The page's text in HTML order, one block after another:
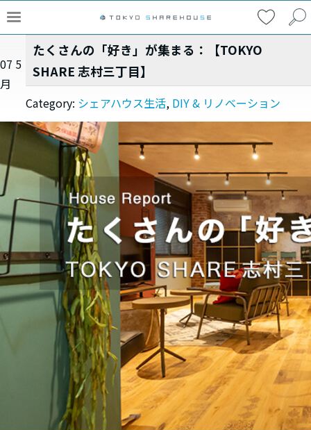
07 5
月
たくさんの「好き」が集まる：【TOKYO
SHARE 志村三丁目】
Category: シェアハウス生活, DIY & リノベーション